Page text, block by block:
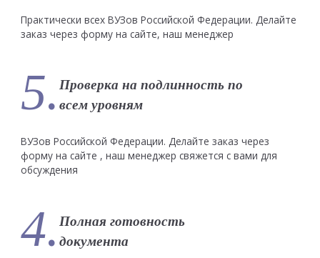
Практически всех ВУЗов Российской Федерации. Делайте
заказ через форму на сайте, наш менеджер
5. Проверка на подлинность по
всем уровням
ВУЗов Российской Федерации. Делайте заказ через
форму на сайте , наш менеджер свяжется с вами для
обсуждения
4. Полная готовность
документа